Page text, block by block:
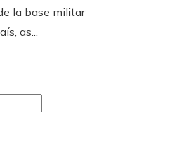
la base militar
as...